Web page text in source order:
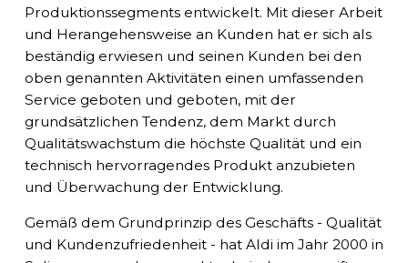
Produktionssegments entwickelt. Mit dieser Arbeit
und Herangehensweise an Kunden hat er sich als
beständig erwiesen und seinen Kunden bei den
oben genannten Aktivitäten einen umfassenden
Service geboten und geboten, mit der
grundsätzlichen Tendenz, dem Markt durch
Qualitätswachstum die höchste Qualität und ein
technisch hervorragendes Produkt anzubieten
und Überwachung der Entwicklung.
Gemäß dem Grundprinzip des Geschäfts - Qualität
und Kundenzufriedenheit - hat Aldi im Jahr 2000 in